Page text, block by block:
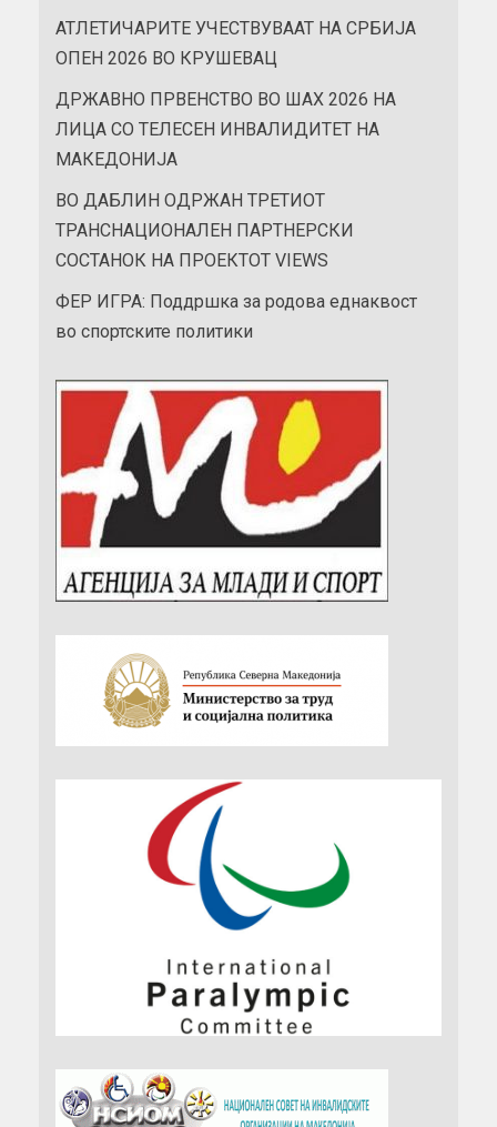
АТЛЕТИЧАРИТЕ УЧЕСТВУВААТ НА СРБИЈА
ОПЕН 2026 ВО КРУШЕВАЦ
ДРЖАВНО ПРВЕНСТВО ВО ШАХ 2026 НА
ЛИЦА СО ТЕЛЕСЕН ИНВАЛИДИТЕТ НА
МАКЕДОНИЈА
ВО ДАБЛИН ОДРЖАН ТРЕТИОТ
ТРАНСНАЦИОНАЛЕН ПАРТНЕРСКИ
СОСТАНОК НА ПРОЕКТОТ VIEWS
ФЕР ИГРА: Поддршка за родова еднаквост
во спортските политики